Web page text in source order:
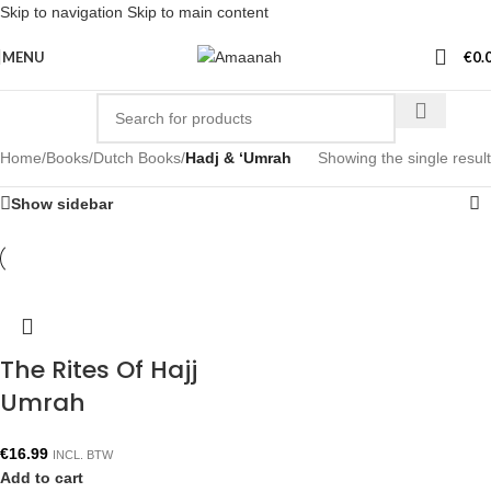
Skip to navigation Skip to main content
MENU €
Home/Books/Dutch Books/Hadj & ‘Umrah Showing the single result
Show sidebar
The Rites Of Hajj
Umrah
€16.99 INCL. BTW
Add to cart